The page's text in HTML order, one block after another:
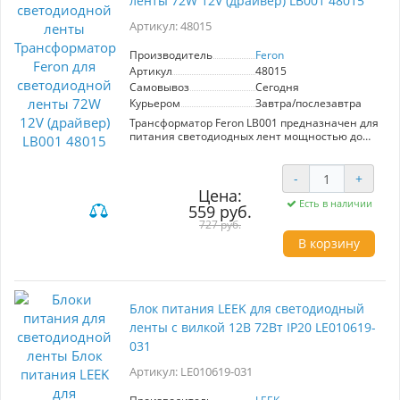
Артикул: 48015
Производитель
Feron
Артикул
48015
Самовывоз
Сегодня
Курьером
Завтра/послезавтра
Трансформатор Feron LB001 предназначен для
питания светодиодных лент мощностью до
стабильную работу и защищён от пыли (IP20).
Идеален для использования в интерьере.
Цена:
559 руб.
727 руб.
- +
Есть в наличии
В корзину
Блок питания LEEK для светодиодный
ленты с вилкой 12В 72Вт IP20 LE010619-
031
Артикул: LE010619-031